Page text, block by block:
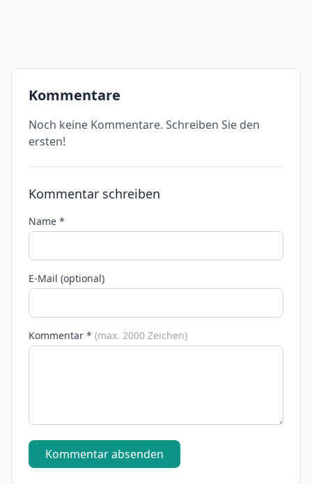
Kommentare
Noch keine Kommentare. Schreiben Sie den
ersten!
Kommentar schreiben
Name *
E-Mail (optional)
Kommentar * (max. 2000 Zeichen)
Kommentar absenden